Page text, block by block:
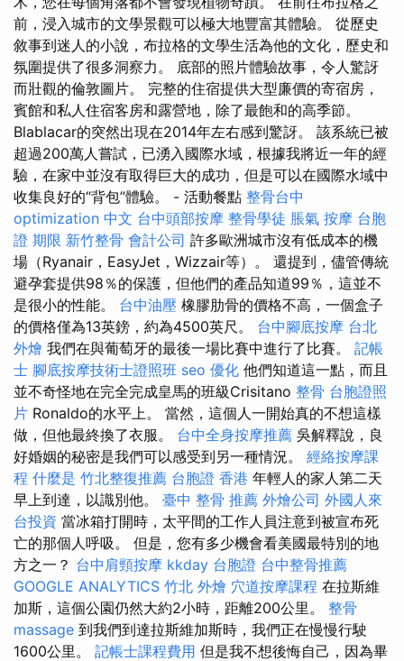
前，浸入城市的文學景觀可以極大地豐富其體驗。 從歷史
敘事到迷人的小說，布拉格的文學生活為他的文化，歷史和
氛圍提供了很多洞察力。 底部的照片體驗故事，令人驚訝
而壯觀的倫敦圖片。 完整的住宿提供大型廉價的寄宿房，
賓館和私人住宿客房和露營地，除了最飽和的高季節。
Blablacar的突然出現在2014年左右感到驚訝。 該系統已被
超過200萬人嘗試，已湧入國際水域，根據我將近一年的經
驗，在家中並沒有取得巨大的成功，但是可以在國際水域中
收集良好的“背包”體驗。 - 活動餐點 整骨台中
optimization 中文 台中頭部按摩 整骨學徒 脹氣 按摩 台胞
證 期限 新竹整骨 會計公司 許多歐洲城市沒有低成本的機
場（Ryanair，EasyJet，Wizzair等）。 還提到，儘管傳統
避孕套提供98％的保護，但他們的產品知道99％，這並不
是很小的性能。 台中油壓 橡膠肋骨的價格不高，一個盒子
的價格僅為13英鎊，約為4500英尺。 台中腳底按摩 台北
外燴 我們在與葡萄牙的最後一場比賽中進行了比賽。 記帳
士 腳底按摩技術士證照班 seo 優化 他們知道這一點，而且
並不奇怪地在完全完成皇馬的班級Crisitano 整骨 台胞證照
片 Ronaldo的水平上。 當然，這個人一開始真的不想這樣
做，但他最終換了衣服。 台中全身按摩推薦 吳解釋說，良
好婚姻的秘密是我們可以感受到另一種情況。 經絡按摩課
程 什麼是 竹北整復推薦 台胞證 香港 年輕人的家人第二天
早上到達，以識別他。 臺中 整骨 推薦 外燴公司 外國人來
台投資 當冰箱打開時，太平間的工作人員注意到被宣布死
亡的那個人呼吸。 但是，您有多少機會看美國最特別的地
方之一？ 台中肩頸按摩 kkday 台胞證 台中整骨推薦
GOOGLE ANALYTICS 竹北 外燴 穴道按摩課程 在拉斯維
加斯，這個公園仍然大約2小時，距離200公里。 整骨
massage 到我們到達拉斯維加斯時，我們正在慢慢行駛
1600公里。 記帳士課程費用 但是我不想後悔自己，因為畢